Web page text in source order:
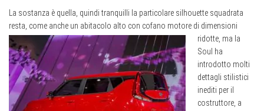
La sostanza è quella, quindi tranquilli la particolare silhouette squadrata
resta, come anche un abitacolo alto con cofano motore di dimensioni
ridotte, ma la
Soul ha
introdotto molti
dettagli stilistici
inediti per il
costruttore, a